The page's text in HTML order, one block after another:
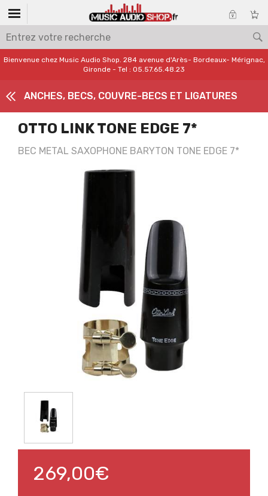
Bienvenue chez Music Audio Shop. 284 avenue d'Arès- Bordeaux- Mérignac,
Gironde - Tel : 05.57.65.48.23
ANCHES, BECS, COUVRE-BECS ET LIGATURES
OTTO LINK TONE EDGE 7*
BEC METAL SAXOPHONE BARYTON TONE EDGE 7*
269,00€